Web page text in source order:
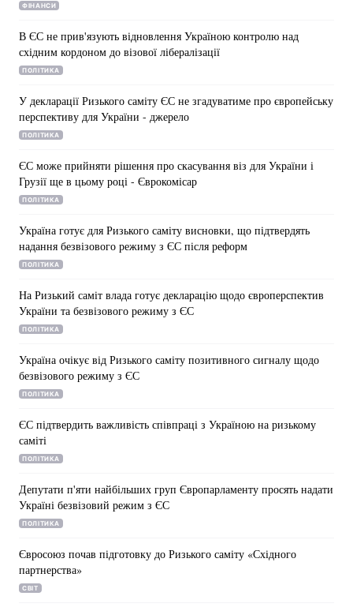
ФІНАНСИ
В ЄС не прив'язують відновлення Україною контролю над
східним кордоном до візової лібералізації
ПОЛІТИКА
У декларації Ризького саміту ЄС не згадуватиме про європейську
перспективу для України - джерело
ПОЛІТИКА
ЄС може прийняти рішення про скасування віз для України і
Грузії ще в цьому році - Єврокомісар
ПОЛІТИКА
Україна готує для Ризького саміту висновки, що підтвердять
надання безвізового режиму з ЄС після реформ
ПОЛІТИКА
На Ризький саміт влада готує декларацію щодо європерспектив
України та безвізового режиму з ЄС
ПОЛІТИКА
Україна очікує від Ризького саміту позитивного сигналу щодо
безвізового режиму з ЄС
ПОЛІТИКА
ЄС підтвердить важливість співпраці з Україною на ризькому
саміті
ПОЛІТИКА
Депутати п'яти найбільших груп Європарламенту просять надати
Україні безвізовий режим з ЄС
ПОЛІТИКА
Євросоюз почав підготовку до Ризького саміту «Східного
партнерства»
СВІТ